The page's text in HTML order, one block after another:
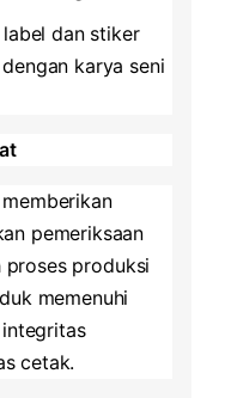
label dan stiker
karya seni
pemeriksaan
produksi
memenuhi
cetak.